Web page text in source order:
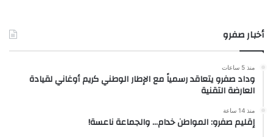
أخبار صفرو
منذ 5 ساعات
وداد صفرو يتعاقد رسمياً مع الإطار الوطني كريم أوغاني لقيادة
العارضة التقنية
منذ 14 ساعة
إقليم صفرو: المواطن خدام… والجماعة ناعسة!